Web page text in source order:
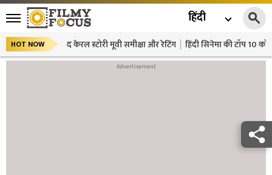
हिंदी
HOT NOW द केरल स्टोरी मूवी समीक्षा और रेटिंग हिंदी सिनेमा की टॉप 10